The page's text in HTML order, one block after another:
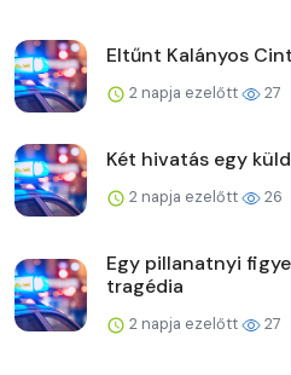
Eltűnt Kalányos
2 napja ezelőtt 27
Két hivatás egy
2 napja ezelőtt 26
Egy pillanatnyi
tragédia
2 napja ezelőtt 27